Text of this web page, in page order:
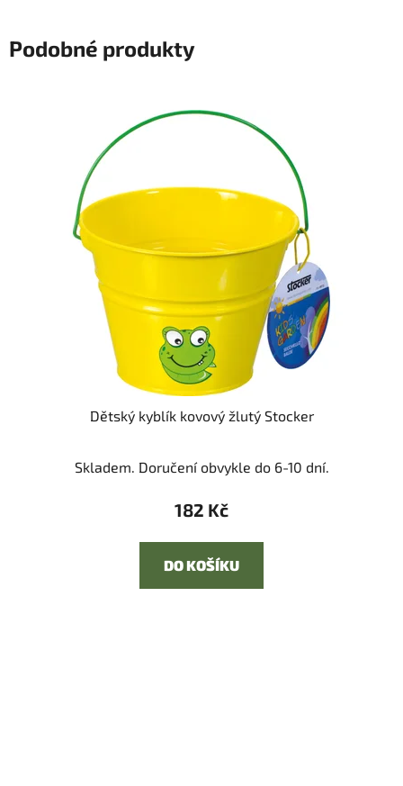
Podobné produkty
Dětský kyblík kovový žlutý Stocker
Skladem. Doručení obvykle do 6-10 dní.
182 Kč
DO KOŠÍKU